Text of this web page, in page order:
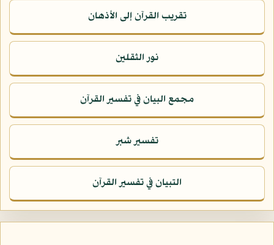
تقريب القرآن إلى الأذهان
نور الثقلين
مجمع البيان في تفسير القرآن
تفسير شبر
التبيان في تفسير القرآن